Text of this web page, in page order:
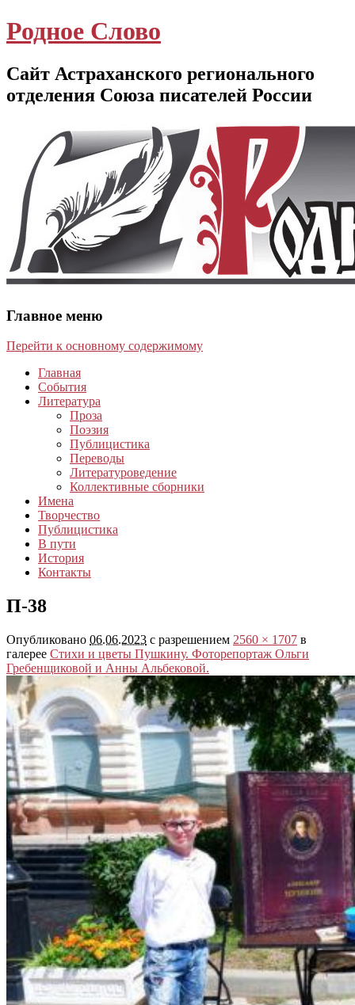
Родное Слово
Сайт Астраханского регионального
отделения Союза писателей России
Главное меню
Перейти к основному содержимому
Главная
События
Литература
Проза
Поэзия
Публицистика
Переводы
Литературоведение
Коллективные сборники
Имена
Творчество
Публицистика
В пути
История
Контакты
П-38
Опубликовано 06.06.2023 с разрешением 2560 × 1707 в
галерее Стихи и цветы Пушкину. Фоторепортаж Ольги
Гребенщиковой и Анны Альбековой.